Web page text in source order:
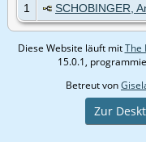
1 SCHOBINGER,
Diese Website läuft mitThe
15.0.1,
Betreut von
Zur